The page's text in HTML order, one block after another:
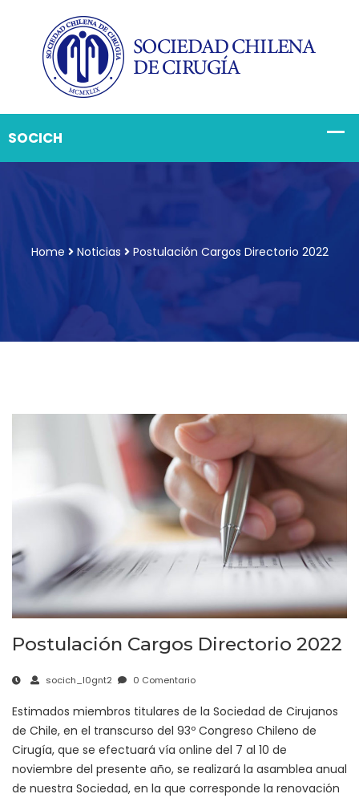
Home Noticias Postulación Cargos Directorio 2022
Postulación Cargos Directorio 2022
socich_l0gnt2 0 Comentario
Estimados miembros titulares de la Sociedad de Cirujanos
de Chile, en el transcurso del 93º Congreso Chileno de
Cirugía, que se efectuará vía online del 7 al 10 de
noviembre del presente año, se realizará la asamblea anual
de nuestra Sociedad, en la que corresponde la renovación